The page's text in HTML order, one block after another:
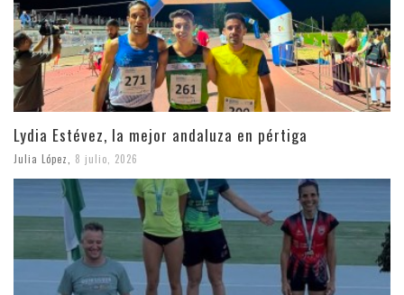
Lydia Estévez, la mejor andaluza en pértiga
Julia López 8 julio, 2026